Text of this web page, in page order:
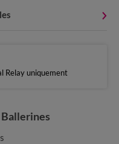
Relay uniquement